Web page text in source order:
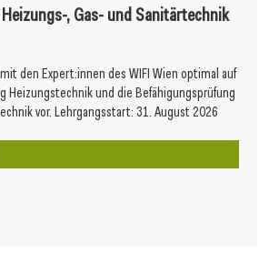
, Gas- und Sanitärtechnik
den Expert:innen des WIFI Wien optimal auf
Heizungstechnik und die Befähigungsprüfung
vor. Lehrgangsstart: 31. August 2026